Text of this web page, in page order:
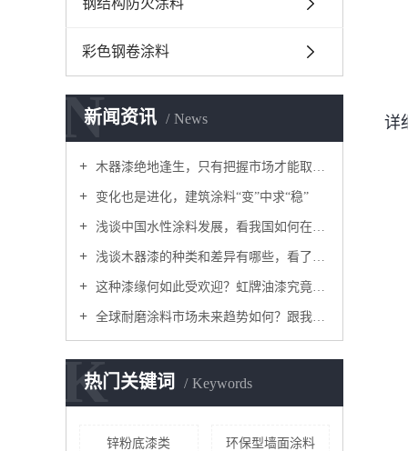
钢结构防火涂料
彩色钢卷涂料
新闻资讯 News
N
木器漆绝地逢生，只有把握市场才能取得胜利！
变化也是进化，建筑涂料“变”中求“稳”
浅谈中国水性涂料发展，看我国如何在水性涂料市场做大做强
浅谈木器漆的种类和差异有哪些，看了你就能分清
这种漆缘何如此受欢迎？虹牌油漆究竟有什么魅力成为发达国家建房选择？虹牌涂料厂家为您揭秘
全球耐磨涂料市场未来趋势如何？跟我来看一下吧
热门关键词 Keywords
K
锌粉底漆类 环保型墙面涂料
详